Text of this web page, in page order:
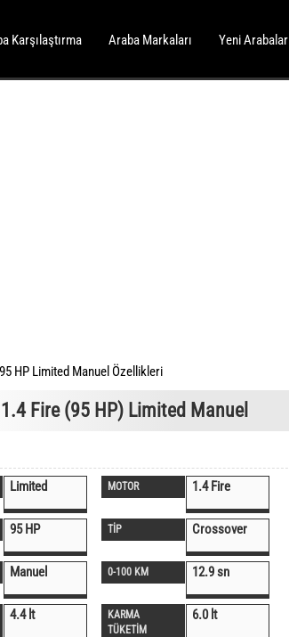
Karşılaştırma Araba Markaları Yeni Arabalar
HP Limited Manuel Özellikleri
Fire (95 HP) Limited Manuel
Limited MOTOR 1.4 Fire
95 HP TİP Crossover
Manuel 0-100 KM 12.9 sn
4.4 lt
KARMA
TÜKETİM
6.0 lt